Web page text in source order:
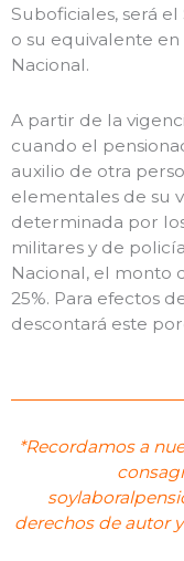
Suboficiales, será
o su equivalente
Nacional.
A partir de la
cuando el
auxilio de otra
elementales de su
determinada por
militares y de
Nacional, el monto
25%. Para efectos
descontará este
*Recordamos a
derechos de autor